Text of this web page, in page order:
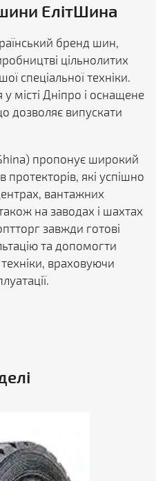
шини ЕлітШина
бренд шин,
цільнолитих
спеціальної техніки.
місті Дніпро і оснащене
дозволяє випускати
пропонує широкий
протекторів, які успішно
вантажних
на заводах і шахтах
завжди готові
та допомогти
враховуючи